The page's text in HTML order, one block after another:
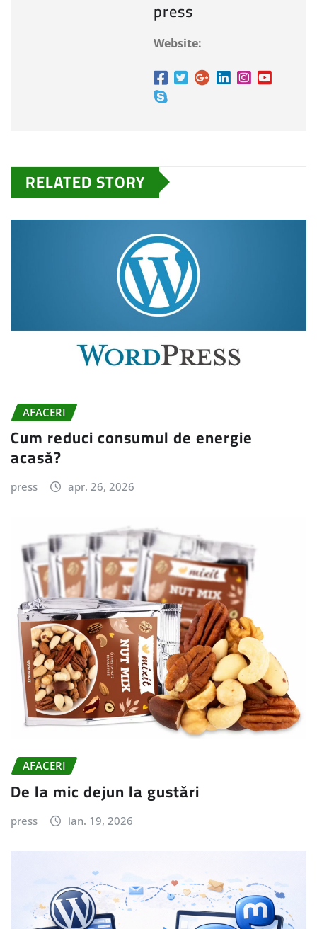
press
Website:
RELATED STORY
AFACERI
Cum reduci consumul de energie
acasă?
press apr. 26, 2026
AFACERI
De la mic dejun la gustări
press ian. 19, 2026